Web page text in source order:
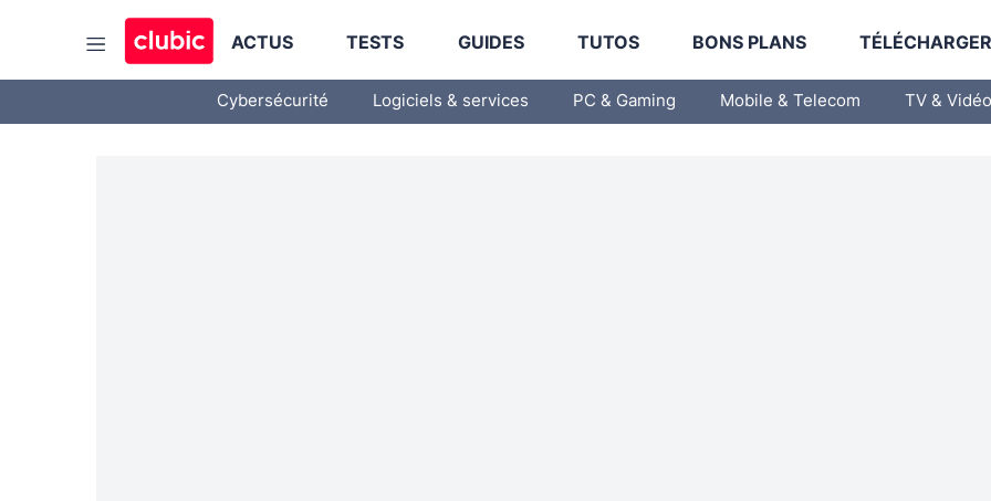
ACTUS TESTS GUIDES TUTOS BONS PLANS
Cybersécurité Logiciels & services PC & Gaming Mobile & Telecom TV & Vidéo